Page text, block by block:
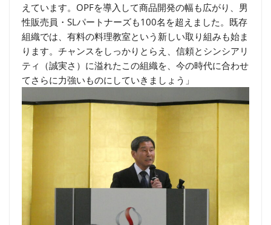
えています。OPFを導入して商品開発の幅も広がり、男
性販売員・SLパートナーズも100名を超えました。既存
組織では、有料の料理教室という新しい取り組みも始ま
ります。チャンスをしっかりとらえ、信頼とシンシアリ
ティ（誠実さ）に溢れたこの組織を、今の時代に合わせ
てさらに力強いものにしていきましょう」